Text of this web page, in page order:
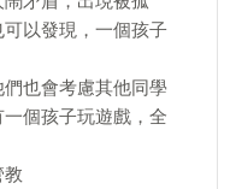
以發現，一個孩子
也會考慮其他同學
個孩子玩遊戲，全
教